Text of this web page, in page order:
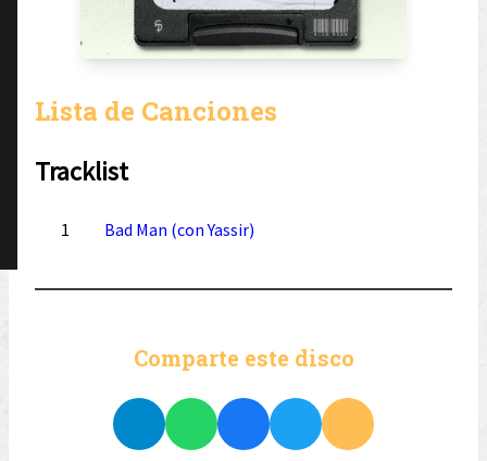
Lista de Canciones
Tracklist
1 Bad Man (con Yassir)
Comparte este disco